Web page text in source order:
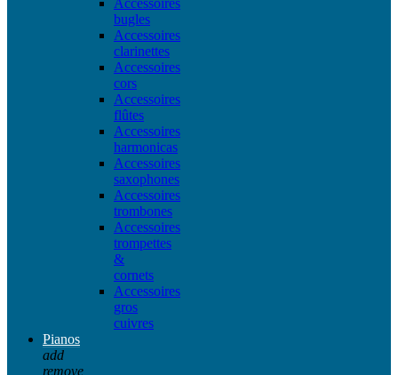
bugles
Accessoires
clarinettes
Accessoires
cors
Accessoires
flûtes
Accessoires
harmonicas
Accessoires
saxophones
Accessoires
trombones
Accessoires
trompettes
&
cornets
Accessoires
gros
cuivres
Pianos
add
remove